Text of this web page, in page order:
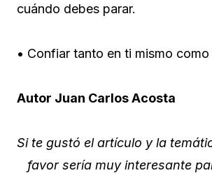
cuándo debes parar.
• Confiar tanto en ti mismo como
Autor Juan Carlos Acosta
Si te gustó el artículo y la
favor sería muy interesante